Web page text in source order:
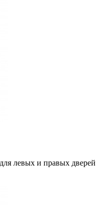
левых и правых дверей